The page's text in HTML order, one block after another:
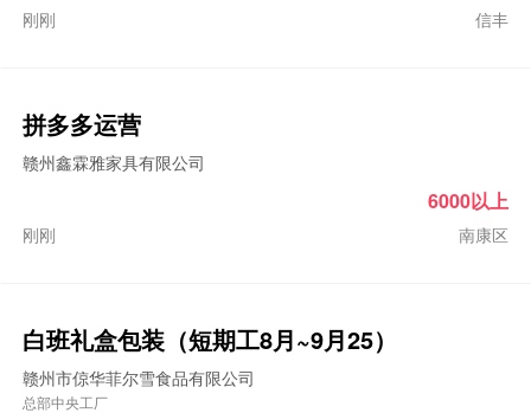
刚刚 信丰
拼多多运营
赣州鑫霖雅家具有限公司
刚刚 南康区
6000以上
白班礼盒包装（短期工8月~9月25）
赣州市倞华菲尔雪食品有限公司
总部中央工厂